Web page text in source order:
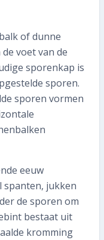
of dunne
voet van de
sporenkap is
sporen.
sporen vormen
eeuw
spanten, jukken
de sporen om
bestaat uit
kromming